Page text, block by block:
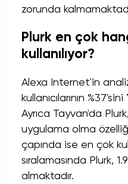
zorunda
Plurk en çok
kullanılıyor?
Alexa Internet'in
kullanıcılarının %37'sini
Ayrıca Tayvan'da
uygulama olma
çapında ise en çok
sıralamasında Plurk,
almaktadır.